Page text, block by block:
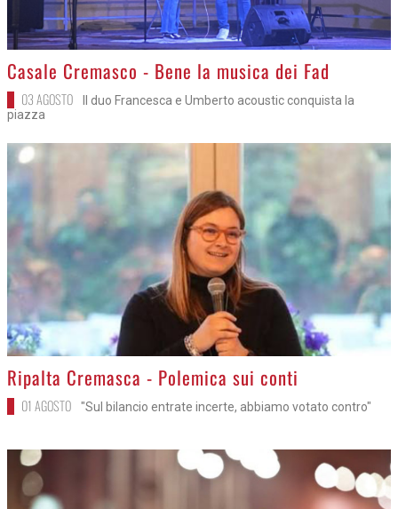
>
Casale Cremasco - Bene la musica dei Fad
03 AGOSTO
Il duo Francesca e Umberto acoustic conquista la
piazza
>
Ripalta Cremasca - Polemica sui conti
01 AGOSTO "Sul bilancio entrate incerte, abbiamo votato contro"